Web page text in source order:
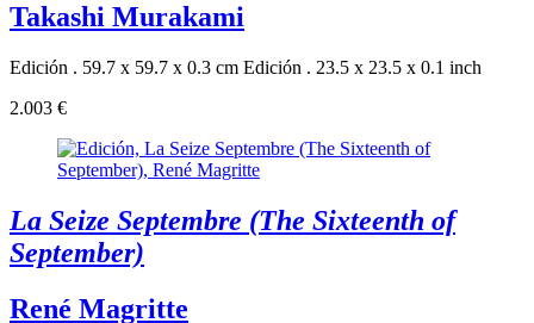
Takashi Murakami
Edición . 59.7 x 59.7 x 0.3 cm Edición . 23.5 x 23.5 x 0.1 inch
2.003 €
La Seize Septembre (The Sixteenth of
September)
René Magritte